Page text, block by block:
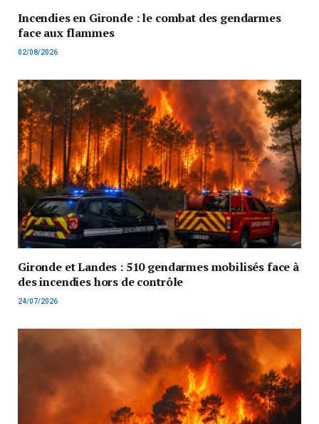
Incendies en Gironde : le combat des gendarmes
face aux flammes
02/08/2026
Gironde et Landes : 510 gendarmes mobilisés face à
des incendies hors de contrôle
24/07/2026